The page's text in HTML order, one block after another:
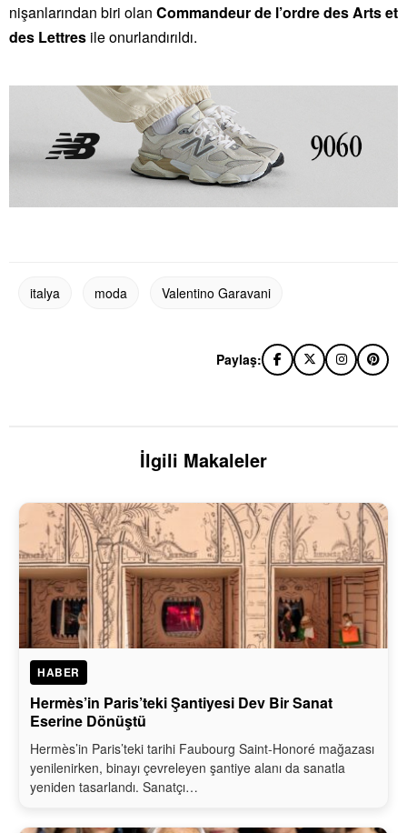
nişanlarından biri olan Commandeur de l’ordre des Arts et
des Lettres ile onurlandırıldı.
italya moda Valentino Garavani
Paylaş:
İlgili Makaleler
HABER
Hermès’in Paris’teki Şantiyesi Dev Bir Sanat
Eserine Dönüştü
Hermès’in Paris’teki tarihi Faubourg Saint-Honoré mağazası
yenilenirken, binayı çevreleyen şantiye alanı da sanatla
yeniden tasarlandı. Sanatçı…